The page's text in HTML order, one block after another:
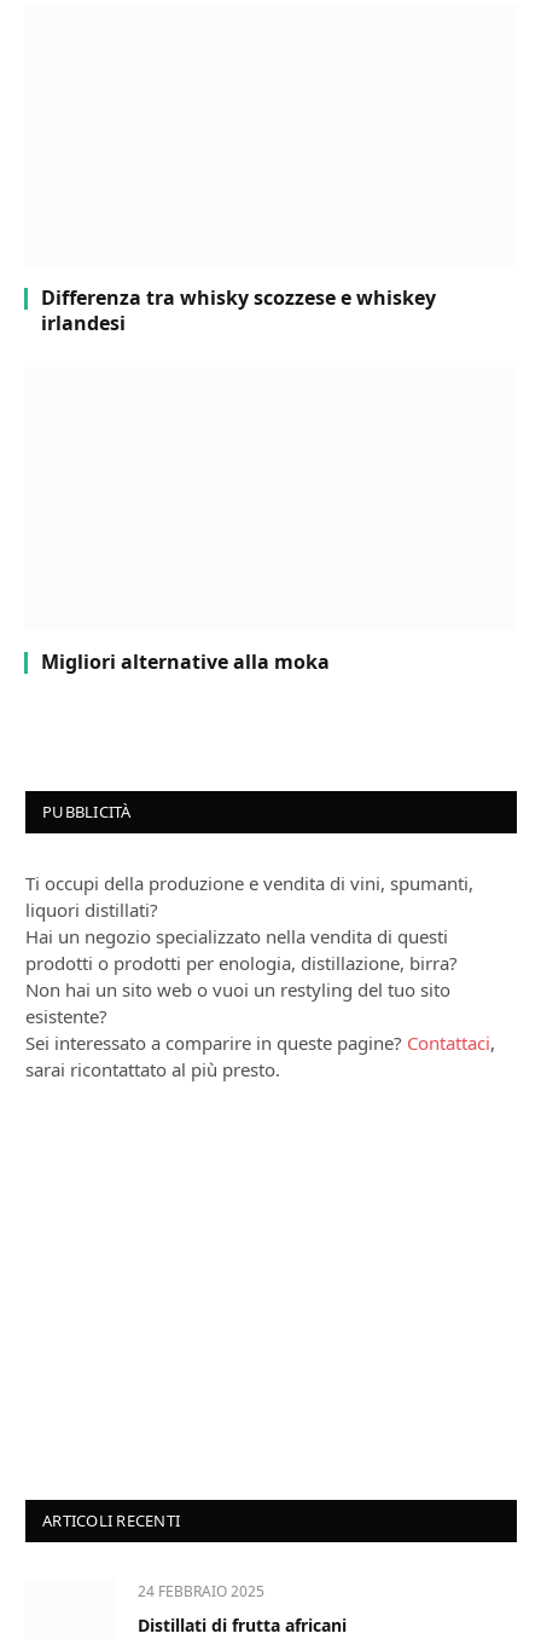
Differenza tra whisky scozzese e whiskey
irlandesi
Migliori alternative alla moka
PUBBLICITÀ
Ti occupi della produzione e vendita di vini, spumanti,
liquori distillati?
Hai un negozio specializzato nella vendita di questi
prodotti o prodotti per enologia, distillazione, birra?
Non hai un sito web o vuoi un restyling del tuo sito
esistente?
Sei interessato a comparire in queste pagine? Contattaci,
sarai ricontattato al più presto.
ARTICOLI RECENTI
24 FEBBRAIO 2025
Distillati di frutta africani